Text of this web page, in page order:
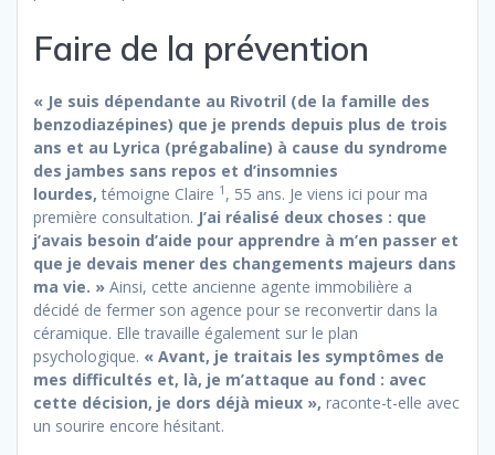
Faire de la prévention
« Je suis dépendante au Rivotril (de la famille des
benzodiazépines) que je prends depuis plus de trois
ans et au Lyrica (prégabaline) à cause du syndrome
des jambes sans repos et d’insomnies
lourdes, témoigne Claire 1 , 55 ans. Je viens ici pour ma
première consultation. J’ai réalisé deux choses : que
j’avais besoin d’aide pour apprendre à m’en passer et
que je devais mener des changements majeurs dans
ma vie. » Ainsi, cette ancienne agente immobilière a
décidé de fermer son agence pour se reconvertir dans la
céramique. Elle travaille également sur le plan
psychologique. « Avant, je traitais les symptômes de
mes difficultés et, là, je m’attaque au fond : avec
cette décision, je dors déjà mieux », raconte-t-elle avec
un sourire encore hésitant.